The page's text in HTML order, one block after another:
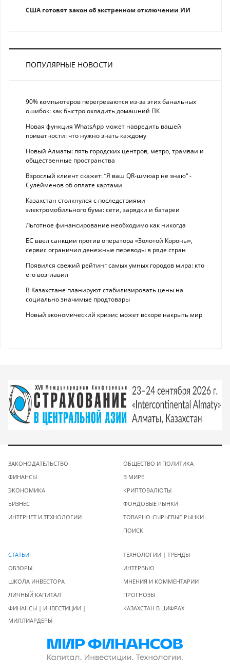
США готовят закон об экстренном отключении ИИ
ПОПУЛЯРНЫЕ НОВОСТИ
90% компьютеров перегреваются из-за этих банальных
ошибок: как быстро охладить домашний ПК
Новая функция WhatsApp может навредить вашей
приватности: что нужно знать каждому
Новый Алматы: пять городских центров, метро, трамваи и
общественные пространства
Взрослый клиент скажет: “Я ваш QR-шмюар не знаю“ -
Сулейменов об оплате картами
Казахстан столкнулся с последствиями
электромобильного бума: сети, зарядки и батареи
Льготное финансирование необходимо как никогда
ЕС ввел санкции против оператора «Золотой Короны»,
сервис ограничил денежные переводы в ряде стран
Появился свежий рейтинг самых умных городов мира: кто
его возглавил
В Казахстане планируют стабилизировать цены на
социально значимые продтовары
Новый экономический кризис может вскоре накрыть мир
ЗАКОНОДАТЕЛЬСТВО
ФИНАНСЫ
ЭКОНОМИКА
БИЗНЕС
ИНТЕРНЕТ И ТЕХНОЛОГИИ
ОБЩЕСТВО И ПОЛИТИКА
В МИРЕ
КРИПТОВАЛЮТЫ
ФОНДОВЫЕ РЫНКИ
ТОВАРНО-СЫРЬЕВЫЕ РЫНКИ
ПОИСК
СТАТЬИ
ОБЗОРЫ
ШКОЛА ИНВЕСТОРА
ЛИЧНЫЙ КАПИТАЛ
ФИНАНСЫ | ИНВЕСТИЦИИ |
МИЛЛИАРДЕРЫ
ТЕХНОЛОГИИ | ТРЕНДЫ
ИНТЕРВЬЮ
МНЕНИЯ И КОММЕНТАРИИ
ПРОГНОЗЫ
КАЗАХСТАН В ЦИФРАХ